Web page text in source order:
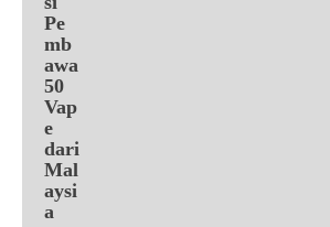
Pe
mb
awa
50
Vap
e
dari
Mal
aysi
a